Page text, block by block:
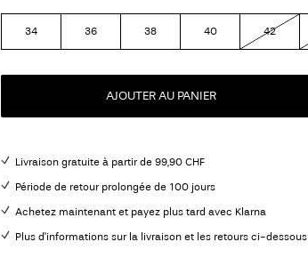
34 36 38 40 42
AJOUTER AU PANIER
Livraison gratuite à partir de 99,90 CHF
Période de retour prolongée de 100 jours
Achetez maintenant et payez plus tard avec Klarna
Plus d'informations sur la livraison et les retours ci-dessous